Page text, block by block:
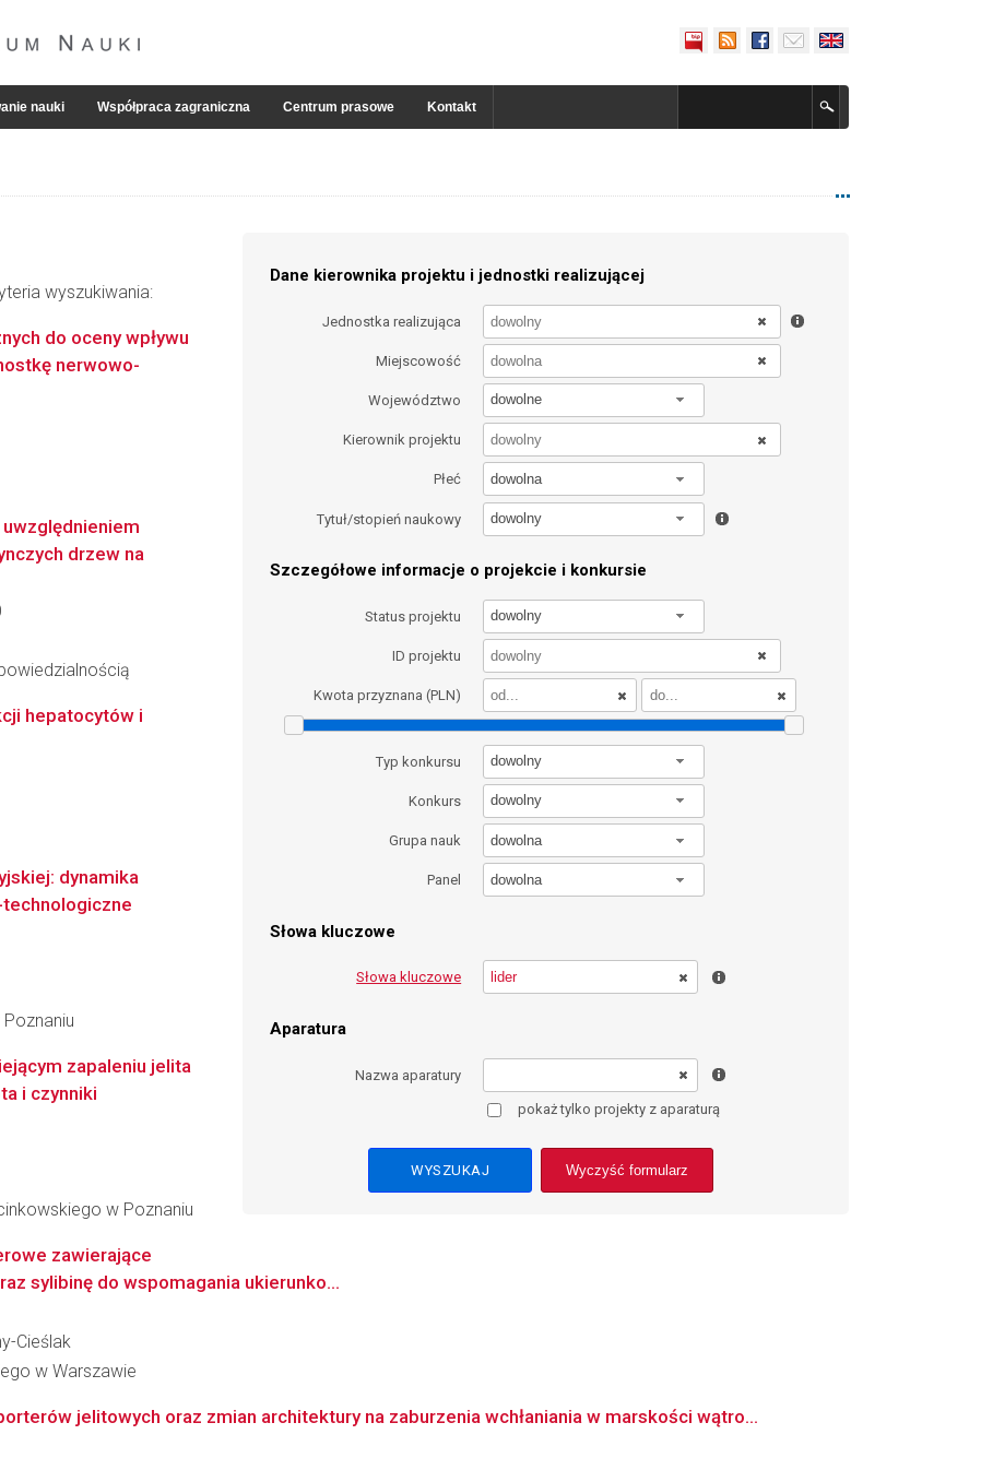
nauki Współpraca zagraniczna Centrum prasowe Kontakt
wyszukiwania:
Dane kierownika projektu i jednostki realizującej
Jednostka realizująca
Miejscowość
Województwo dowolne
Kierownik projektu
Płeć dowolna
Tytuł/stopień naukowy dowolny
Szczegółowe informacje o projekcie i konkursie
Status projektu dowolny
ID projektu
Kwota przyznana (PLN)
Typ konkursu dowolny
Konkurs dowolny
Grupa nauk dowolna
Panel dowolna
Słowa kluczowe
Słowa kluczowe
Aparatura
Nazwa aparatury
pokaż tylko projekty z aparaturą
Wyczyść formularz
do oceny wpływu
nerwowo-
drzew na
hepatocytów i
dynamika
zapaleniu jelita
i czynniki
w Poznaniu
zawierające
sylibinę do wspomagania ukierunko...
Cieślak
w Warszawie
jelitowych oraz zmian architektury na zaburzenia wchłaniania w marskości wątro...